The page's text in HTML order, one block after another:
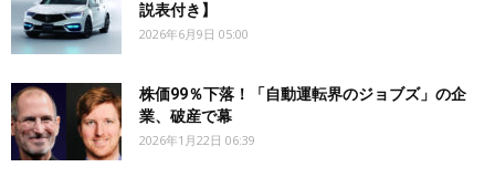
説表付き】
2026年6月9日 05:00
株価99％下落！「自動運転界のジョブズ」の企
業、破産で幕
2026年1月22日 06:39